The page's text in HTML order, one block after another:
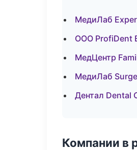
МедиЛаб
ООО ProfiDent
МедЦентр
МедиЛаб
Дентал Dental
Компании в